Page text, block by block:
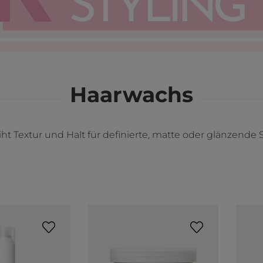
Haarwachs
Textur und Halt für definierte, matte oder glänzende